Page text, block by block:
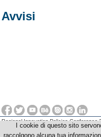
Prof. Maria Savona
Avvisi
Regional Innovation Policies Conference
© Copyright 2012-2026 Università degli
01279680480
I cookie di questo sito
raccolgono alcuna tua